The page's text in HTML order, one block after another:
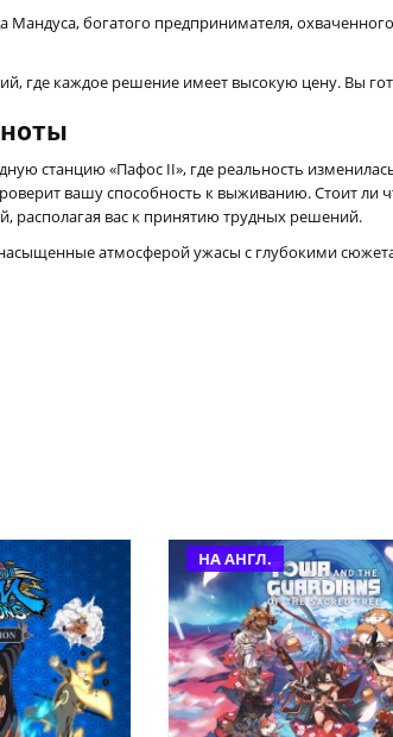
богатого предпринимателя,
где каждое решение имеет высокую цену. Вы
станцию «Пафос II», где реальность
вашу способность к выживанию. Стоит ли
располагая вас к принятию трудных решений.
атмосферой ужасы с глубокими
НА АНГЛ.